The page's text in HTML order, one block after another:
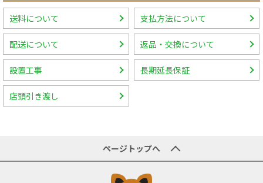
送料について 支払方法について
配送について 返品・交換について
設置工事 長期延長保証
店頭引き渡し
ページトップへ